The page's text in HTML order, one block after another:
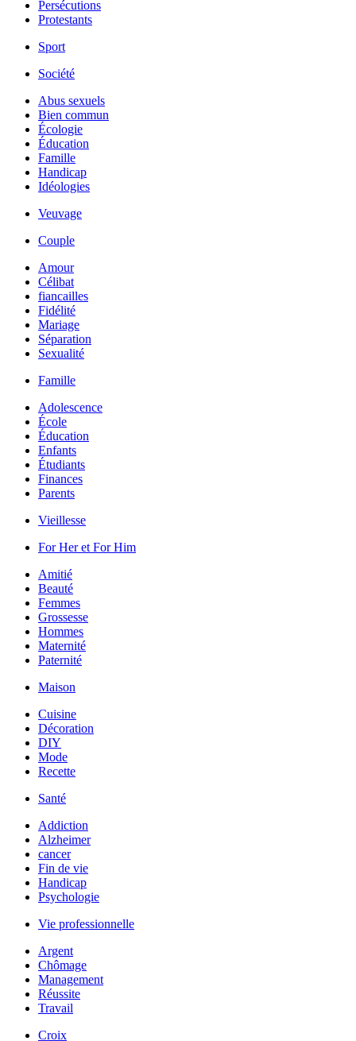
Persécutions
Protestants
Sport
Société
Abus sexuels
Bien commun
Écologie
Éducation
Famille
Handicap
Idéologies
Veuvage
Couple
Amour
Célibat
fiancailles
Fidélité
Mariage
Séparation
Sexualité
Famille
Adolescence
École
Éducation
Enfants
Étudiants
Finances
Parents
Vieillesse
For Her et For Him
Amitié
Beauté
Femmes
Grossesse
Hommes
Maternité
Paternité
Maison
Cuisine
Décoration
DIY
Mode
Recette
Santé
Addiction
Alzheimer
cancer
Fin de vie
Handicap
Psychologie
Vie professionnelle
Argent
Chômage
Management
Réussite
Travail
Croix